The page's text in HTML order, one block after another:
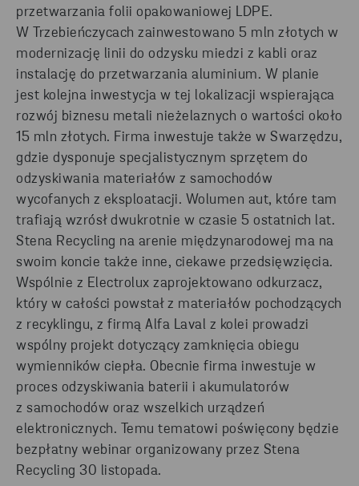
przetwarzania folii opakowaniowej LDPE.
W Trzebieńczycach zainwestowano 5 mln złotych w
modernizację linii do odzysku miedzi z kabli oraz
instalację do przetwarzania aluminium. W planie
jest kolejna inwestycja w tej lokalizacji wspierająca
rozwój biznesu metali nieżelaznych o wartości około
15 mln złotych. Firma inwestuje także w Swarzędzu,
gdzie dysponuje specjalistycznym sprzętem do
odzyskiwania materiałów z samochodów
wycofanych z eksploatacji. Wolumen aut, które tam
trafiają wzrósł dwukrotnie w czasie 5 ostatnich lat.
Stena Recycling na arenie międzynarodowej ma na
swoim koncie także inne, ciekawe przedsięwzięcia.
Wspólnie z Electrolux zaprojektowano odkurzacz,
który w całości powstał z materiałów pochodzących
z recyklingu, z firmą Alfa Laval z kolei prowadzi
wspólny projekt dotyczący zamknięcia obiegu
wymienników ciepła. Obecnie firma inwestuje w
proces odzyskiwania baterii i akumulatorów
z samochodów oraz wszelkich urządzeń
elektronicznych. Temu tematowi poświęcony będzie
bezpłatny webinar organizowany przez Stena
Recycling 30 listopada.